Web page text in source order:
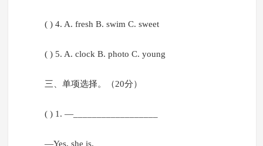
( ) 4. A. fresh B. swim C. sweet
( ) 5. A. clock B. photo C. young
三、单项选择。（20分）
( ) 1. —__________________
—Yes, she is.